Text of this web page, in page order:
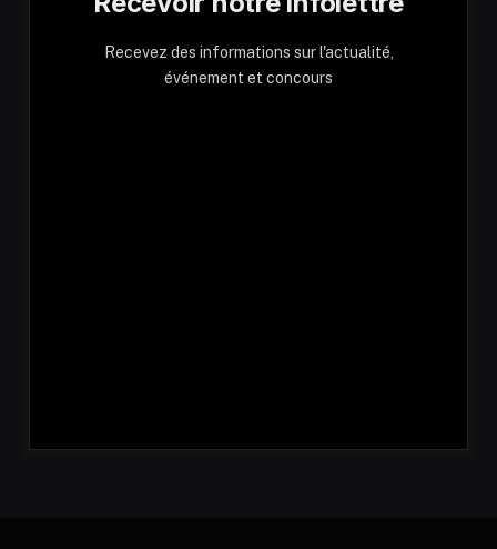
Recevez des informations sur l'actualité,
événement et concours